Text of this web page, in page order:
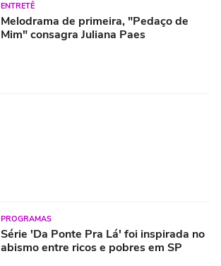
ENTRETÊ
Melodrama de primeira, "Pedaço de
Mim" consagra Juliana Paes
PROGRAMAS
Série 'Da Ponte Pra Lá' foi inspirada no
abismo entre ricos e pobres em SP